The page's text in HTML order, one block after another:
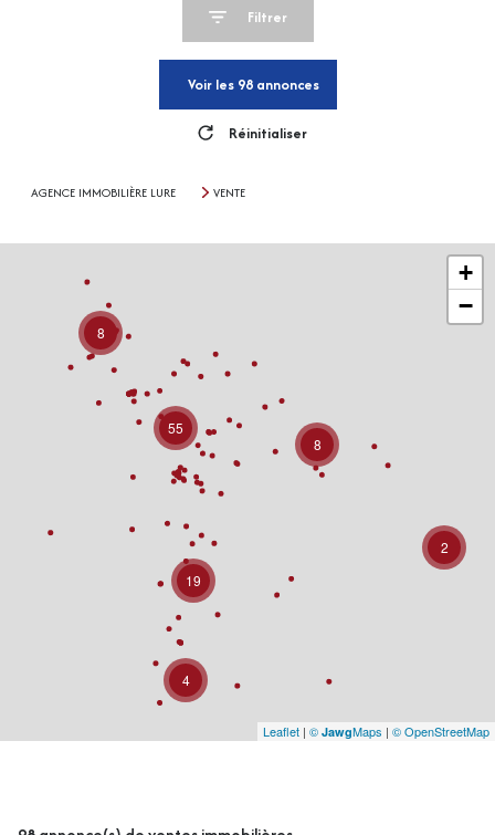
Filtrer
Voir les 98annonces
Réinitialiser
AGENCE IMMOBILIÈRE LURE VENTE
2
4
8
8
19
55
+
−
Leaflet | © JawgMaps | © OpenStreetMap